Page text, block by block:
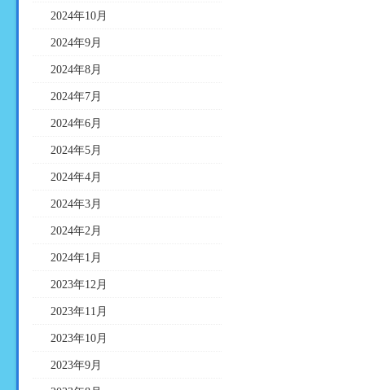
2024年10月
2024年9月
2024年8月
2024年7月
2024年6月
2024年5月
2024年4月
2024年3月
2024年2月
2024年1月
2023年12月
2023年11月
2023年10月
2023年9月